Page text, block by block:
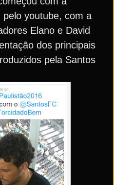
youtube, com a
Elano e David
dos principais
pela Santos